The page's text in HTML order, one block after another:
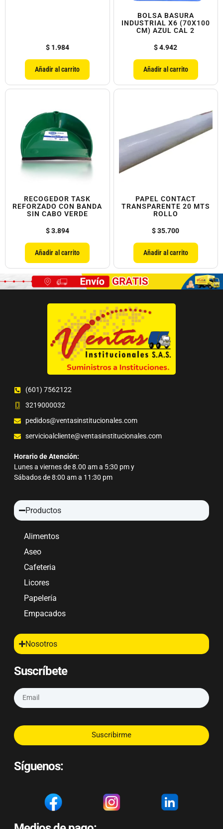
$1.984
Añadir al carrito
BOLSA BASURA
INDUSTRIAL X6 (70X100
CM) AZUL CAL 2
$4.942
Añadir al carrito
RECOGEDOR TASK
REFORZADO CON BANDA
SIN CABO VERDE
$3.894
Añadir al carrito
PAPEL CONTACT
TRANSPARENTE 20 MTS
ROLLO
$35.700
Añadir al carrito
(601) 7562122
3219000032
pedidos@ventasinstitucionales.com
servicioalcliente@ventasinstitucionales.com
Horario de Atención:
Lunes a viernes de 8.00 am a 5:30 pm y
Sábados de 8:00 am a 11:30 pm
Productos
Alimentos
Aseo
Cafeteria
Licores
Papelería
Empacados
Nosotros
Suscríbete
Suscribirme
Síguenos: